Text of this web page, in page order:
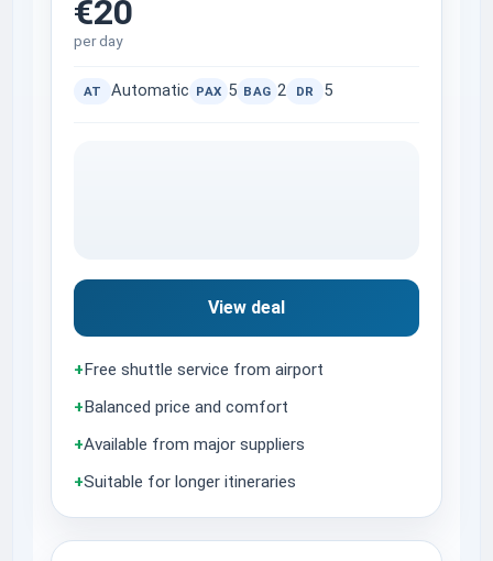
€20
per day
AT Automatic PAX 5 BAG 2 DR 5
View deal
+Free shuttle service from airport
+Balanced price and comfort
+Available from major suppliers
+Suitable for longer itineraries